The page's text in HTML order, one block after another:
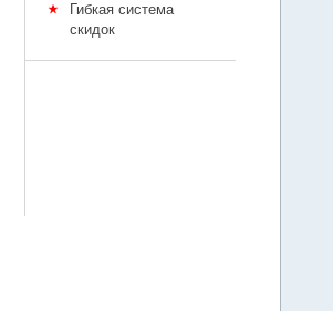
Гибкая система
скидок